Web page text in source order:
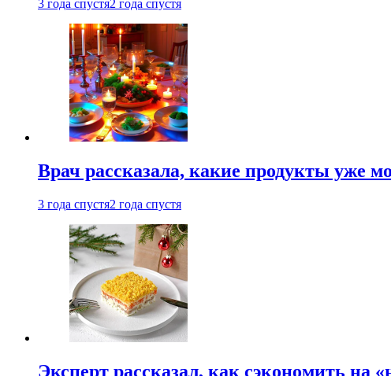
3 года спустя2 года спустя
Врач рассказала, какие продукты уже
3 года спустя2 года спустя
Эксперт рассказал, как сэкономить на